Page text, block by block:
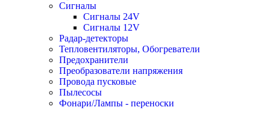
Сигналы
Сигналы 24V
Сигналы 12V
Радар-детекторы
Тепловентиляторы, Обогреватели
Предохранители
Преобразователи напряжения
Провода пусковые
Пылесосы
Фонари/Лампы - переноски